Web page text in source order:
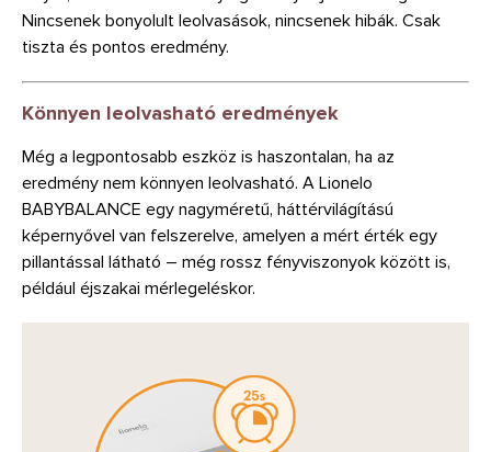
Nincsenek bonyolult leolvasások, nincsenek hibák. Csak
tiszta és pontos eredmény.
Könnyen leolvasható eredmények
Még a legpontosabb eszköz is haszontalan, ha az
eredmény nem könnyen leolvasható. A Lionelo
BABYBALANCE egy nagyméretű, háttérvilágítású
képernyővel van felszerelve, amelyen a mért érték egy
pillantással látható – még rossz fényviszonyok között is,
például éjszakai mérlegeléskor.